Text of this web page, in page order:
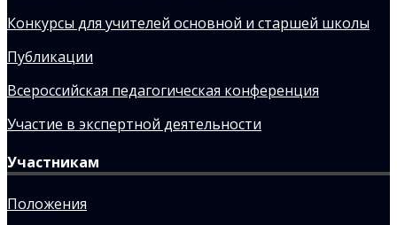
Конкурсы для учителей основной и старшей школы
Публикации
Всероссийская педагогическая конференция
Участие в экспертной деятельности
Участникам
Положения